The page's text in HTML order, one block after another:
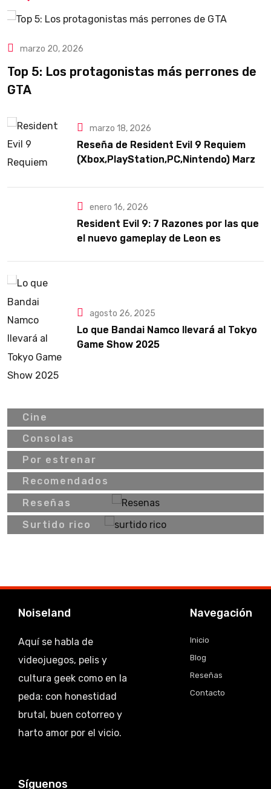
marzo 20, 2026
Top 5: Los protagonistas más perrones de
GTA
marzo 18, 2026
Reseña de Resident Evil 9 Requiem
(Xbox,PlayStation,PC,Nintendo) Marzo
enero 16, 2026
Resident Evil 9: 7 Razones por las que
el nuevo gameplay de Leon es
agosto 26, 2025
Lo que Bandai Namco llevará al Tokyo
Game Show 2025
Cine
Consolas
Por estrenar
Recomendados
Reseñas
Surtido rico
Noiseland
Aquí se habla de
videojuegos, pelis y
cultura geek como en la
peda: con honestidad
brutal, buen cotorreo y
harto amor por el vicio.
Navegación
Inicio
Blog
Reseñas
Contacto
Síguenos